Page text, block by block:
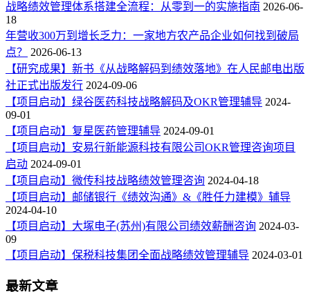
战略绩效管理体系搭建全流程：从零到一的实施指南 2026-06-
18
年营收300万到增长乏力：一家地方农产品企业如何找到破局
点？
2026-06-13
【研究成果】新书《从战略解码到绩效落地》在人民邮电出版
社正式出版发行 2024-09-06
【项目启动】绿谷医药科技战略解码及OKR管理辅导 2024-
09-01
【项目启动】复星医药管理辅导 2024-09-01
【项目启动】安易行新能源科技有限公司OKR管理咨询项目
启动 2024-09-01
【项目启动】微传科技战略绩效管理咨询 2024-04-18
【项目启动】邮储银行《绩效沟通》&《胜任力建模》辅导
2024-04-10
【项目启动】大塚电子(苏州)有限公司绩效薪酬咨询 2024-03-
09
【项目启动】保税科技集团全面战略绩效管理辅导 2024-03-01
最新文章